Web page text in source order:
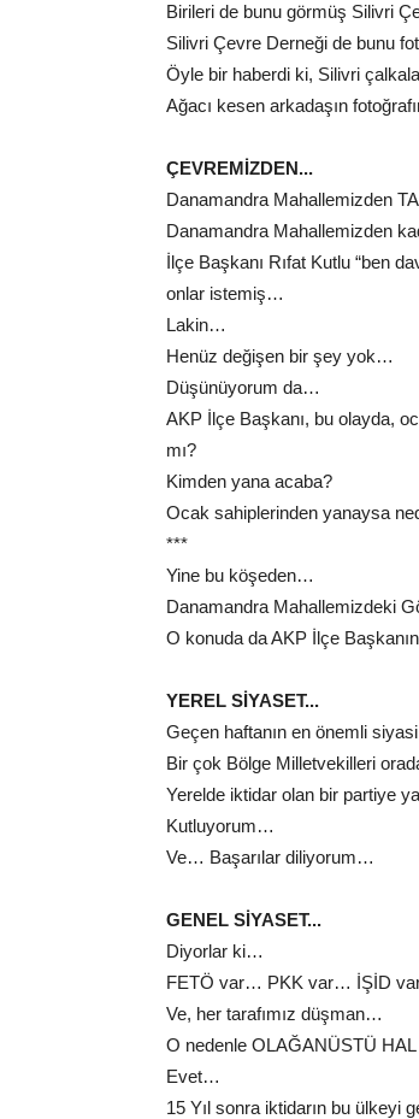
Birileri de bunu görmüş Silivri
Silivri Çevre Derneği de bunu
Öyle bir haberdi ki, Silivri
Ağacı kesen arkadaşın
ÇEVREMİZDEN...
Danamandra Mahallemizden
Danamandra Mahallemizden
İlçe Başkanı Rıfat Kutlu “ben
onlar istemiş…
Lakin…
Henüz değişen bir şey yok…
Düşünüyorum da…
AKP İlçe Başkanı, bu olayda,
mı?
Kimden yana acaba?
Ocak sahiplerinden yanaysa
***
Yine bu köşeden…
Danamandra Mahallemizdeki
O konuda da AKP İlçe
YEREL SİYASET...
Geçen haftanın en önemli
Bir çok Bölge Milletvekilleri
Yerelde iktidar olan bir partiye
Kutluyorum…
Ve… Başarılar diliyorum…
GENEL SİYASET...
Diyorlar ki…
FETÖ var… PKK var… İŞİD
Ve, her tarafımız düşman…
O nedenle OLAĞANÜSTÜ
Evet…
15 Yıl sonra iktidarın bu ülkeyi